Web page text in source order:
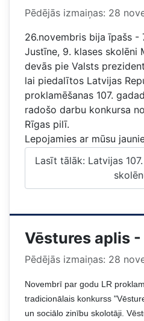
Pēdējās izmaiņas: 28
26.novembris bija īpašs -
Justīne, 9. klases skolēni
devās pie Valsts
lai piedalītos Latvijas
proklamēšanas 107.
radošo darbu konkursa
Rīgas pilī.
Lepojamies ar mūsu
Lasīt tālāk: Latvijas
Vēstures aplis
Pēdējās izmaiņas: 28
Novembrī par godu LR
tradicionālais konkurss
un sociālo zinību skolotāji.